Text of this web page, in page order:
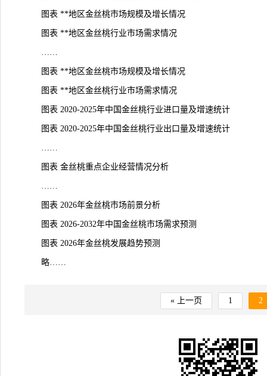
图表 **地区金丝桃市场规模及增长情况
图表 **地区金丝桃行业市场需求情况
……
图表 **地区金丝桃市场规模及增长情况
图表 **地区金丝桃行业市场需求情况
图表 2020-2025年中国金丝桃行业进口量及增速统计
图表 2020-2025年中国金丝桃行业出口量及增速统计
……
图表 金丝桃重点企业经营情况分析
……
图表 2026年金丝桃市场前景分析
图表 2026-2032年中国金丝桃市场需求预测
图表 2026年金丝桃发展趋势预测
略……
« 上一页 1 2